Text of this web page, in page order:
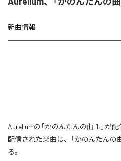
新曲情報
Aureliumの「かのんたんの曲１」が
配信された楽曲は、「かのんたんの
る。